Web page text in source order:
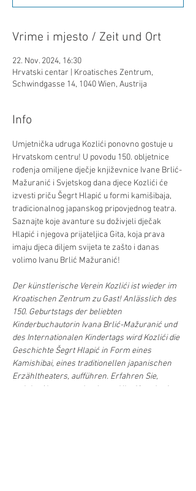
Vrime i mjesto / Zeit und Ort
22. Nov. 2024, 16:30
Hrvatski centar | Kroatisches Zentrum,
Schwindgasse 14, 1040 Wien, Austrija
Info
Umjetnička udruga Kozlići ponovno gostuje u
Hrvatskom centru! U povodu 150. obljetnice
rođenja omiljene dječje književnice Ivane Brlić-
Mažuranić i Svjetskog dana djece Kozlići će
izvesti priču Šegrt Hlapić u formi kamišibaja,
tradicionalnog japanskog pripovjednog teatra.
Saznajte koje avanture su doživjeli dječak
Hlapić i njegova prijateljica Gita, koja prava
imaju djeca diljem svijeta te zašto i danas
volimo Ivanu Brlić Mažuranić!
Der künstlerische Verein Kozlići ist wieder im
Kroatischen Zentrum zu Gast! Anlässlich des
150. Geburtstags der beliebten
Kinderbuchautorin Ivana Brlić-Mažuranić und
des Internationalen Kindertags wird Kozlići die
Geschichte Šegrt Hlapić in Form eines
Kamishibai, eines traditionellen japanischen
Erzähltheaters, aufführen. Erfahren Sie,
welche Abenteuer der Junge Hlapić und seine